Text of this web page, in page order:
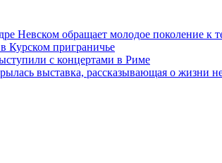
Невском обращает молодое поколение к
Курском приграничье
с концертами в Риме
выставка, рассказывающая о